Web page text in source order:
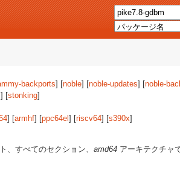
backports] [noble] [noble-updates] [noble-
] [stonking]
] [armhf] [ppc64el ] [riscv64] [s390x]
、すべてのセクション、 amd64 アーキテクチャ